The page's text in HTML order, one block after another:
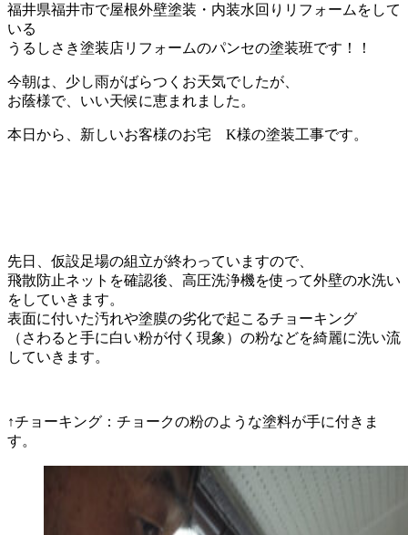
福井県福井市で屋根外壁塗装・内装水回りリフォームをして
いる
うるしさき塗装店リフォームのパンセの塗装班です！！
今朝は、少し雨がばらつくお天気でしたが、
お蔭様で、いい天候に恵まれました。
本日から、新しいお客様のお宅 K様の塗装工事です。
先日、仮設足場の組立が終わっていますので、
飛散防止ネットを確認後、高圧洗浄機を使って外壁の水洗い
をしていきます。
表面に付いた汚れや塗膜の劣化で起こるチョーキング
（さわると手に白い粉が付く現象）の粉などを綺麗に洗い流
していきます。
↑チョーキング：チョークの粉のような塗料が手に付きま
す。